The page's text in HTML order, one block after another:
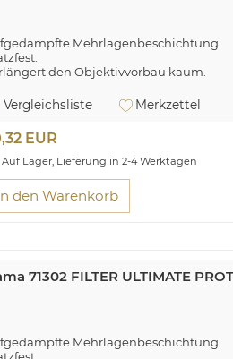
Mehrlagenbeschichtung.
den Objektivvorbau kaum.
Vergleichsliste
Merkzettel
EUR
Auf Lager, Lieferung in 2-4 Werktagen
den Warenkorb
71302 FILTER ULTIMATE
Mehrlagenbeschichtung